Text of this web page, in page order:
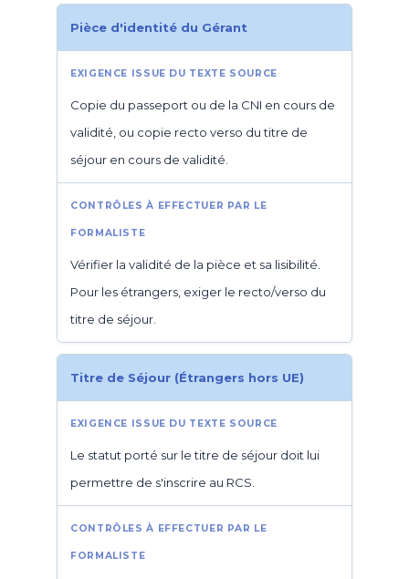
Pièce d'identité du Gérant
Copie du passeport ou de la CNI en cours de
validité, ou copie recto verso du titre de
séjour en cours de validité.
Vérifier la validité de la pièce et sa lisibilité.
Pour les étrangers, exiger le recto/verso du
titre de séjour.
Titre de Séjour (Étrangers hors UE)
Le statut porté sur le titre de séjour doit lui
permettre de s'inscrire au RCS.